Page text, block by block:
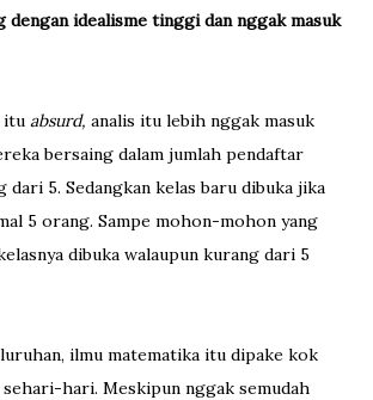
idealisme tinggi dan nggak masuk
itu absurd, analis itu lebih nggak masuk
bersaing dalam jumlah pendaftar
dari 5. Sedangkan kelas baru dibuka jika
5 orang. Sampe mohon-mohon yang
dibuka walaupun kurang dari 5
ilmu matematika itu dipake kok
sehari-hari. Meskipun nggak semudah